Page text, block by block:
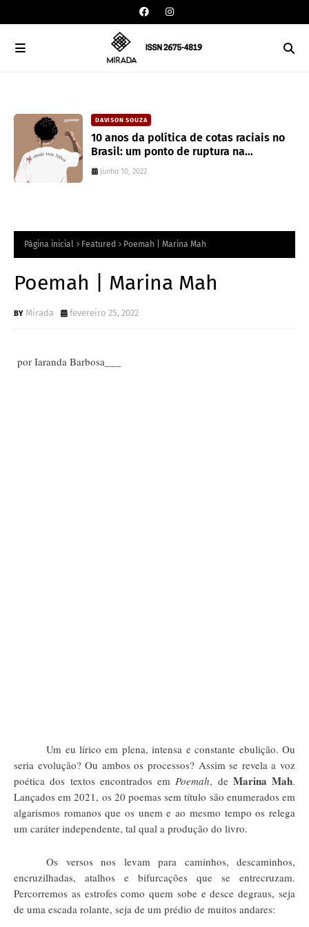
DAVISON SOUZA
10 anos da política de cotas raciais no
Brasil: um ponto de ruptura na
colonialidade
junho 10, 2022
Página inicial Featured Poemah | Marina Mah
Poemah | Marina Mah
Mirada fevereiro 25, 2022
por Iaranda Barbosa___
Um eu lírico em plena, intensa e constante ebulição. Ou
seria evolução? Ou ambos os processos? Assim se revela a voz
poética dos textos encontrados em Poemah, de Marina Mah.
Lançados em 2021, os 20 poemas sem título são enumerados em
algarismos romanos que os unem e ao mesmo tempo os relega
um caráter independente, tal qual a produção do livro.
Os versos nos levam para caminhos, descaminhos,
encruzilhadas, atalhos e bifurcações que se entrecruzam.
Percorremos as estrofes como quem sobe e desce degraus, seja
de uma escada rolante, seja de um prédio de muitos andares: